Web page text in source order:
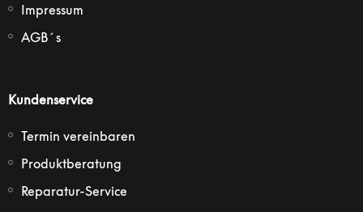
Impressum
AGB´s
Kundenservice
Termin vereinbaren
Produktberatung
Reparatur-Service